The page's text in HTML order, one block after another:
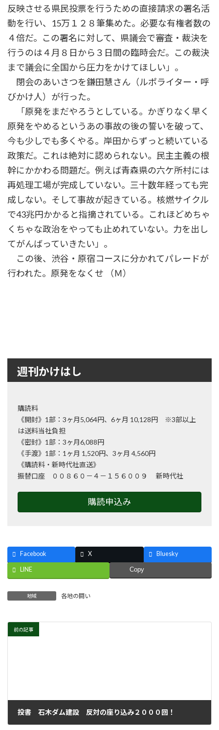
反映させる県民投票を行うための直接請求の署名活
動を行い、15万１２８筆集めた。必要な有権者数の
４倍だ。この署名に対して、県議会で審査・裁決を
行うのは４月８日から３日間の臨時会だ。この裁決
まで議会に全国から圧力をかけてほしい」。
閉会のあいさつを鎌田慧さん（ルポライター・呼
びかけ人）が行った。
「原発をまだやろうとしている。かぎりなく早く
原発をやめるというあの事故の後の誓いを破って、
今も少しでも多くやる。岸田からずっと続いている
政策だ。これは絶対に認められない。民主主義の根
幹にかかわる問題だ。例えば青森県の六ケ所村には
再処理工場が完成していない。三十数年経っても完
成しない。そして事故が起きている。核燃サイクル
で43兆円かかると指摘されている。これほどめちゃ
くちゃな政治をやっても止めれていない。力を出し
てがんばっていきたい」。
この後、渋谷・原宿コースに分かれてパレードが
行われた。原発をなくせ （Ｍ）
週刊かけはし
購読料
《開封》1部：3ヶ月5,064円、6ヶ月 10,128円 ※3部以上
は送料当社負担
《密封》1部：3ヶ月6,088円
《手渡》1部：1ヶ月 1,520円、3ヶ月 4,560円
《購読料・新時代社直送》
振替口座 ００８６０－４－１５６００９ 新時代社
購読申込み
Facebook X Bluesky
LINE Copy
地域 各地の闘い
前の記事
投書 石木ダム建設 反対の座り込み２０００回！